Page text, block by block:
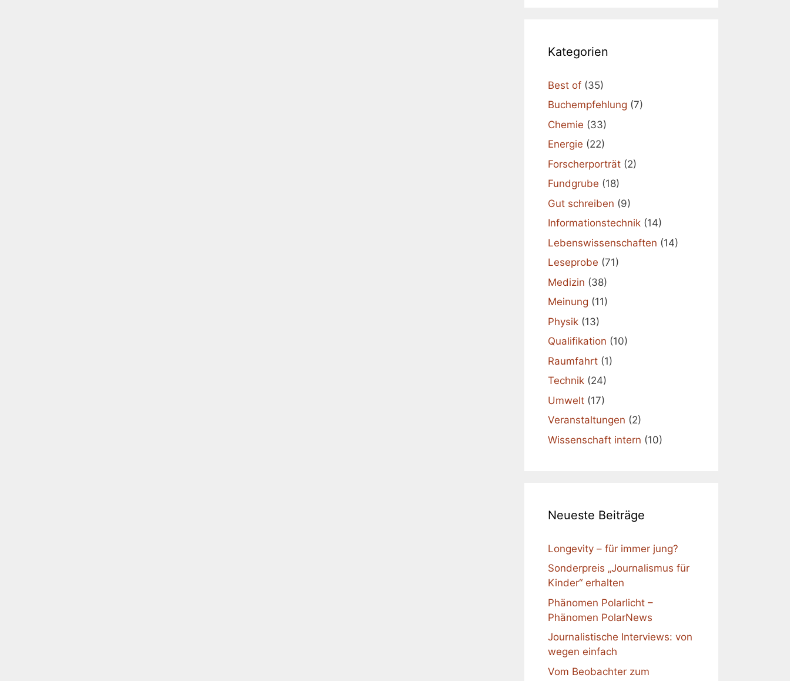
Kategorien
Best of (35)
Buchempfehlung (7)
Chemie (33)
Energie (22)
Forscherporträt (2)
Fundgrube (18)
Gut schreiben (9)
Informationstechnik (14)
Lebenswissenschaften (14)
Leseprobe (71)
Medizin (38)
Meinung (11)
Physik (13)
Qualifikation (10)
Raumfahrt (1)
Technik (24)
Umwelt (17)
Veranstaltungen (2)
Wissenschaft intern (10)
Neueste Beiträge
Longevity – für immer jung?
Sonderpreis „Journalismus für
Kinder“ erhalten
Phänomen Polarlicht –
Phänomen PolarNews
Journalistische Interviews: von
wegen einfach
Vom Beobachter zum